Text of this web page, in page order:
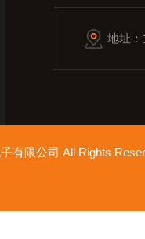
地址
有限公司 All Rights